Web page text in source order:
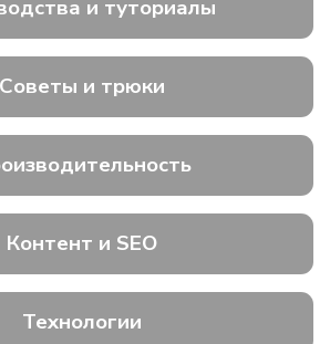
и туториалы
Советы и трюки
Контент и SEO
Технологии